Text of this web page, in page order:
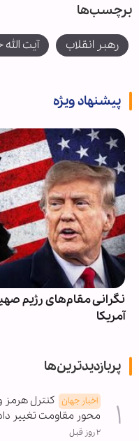
برچسب‌ها
رهبر انقلاب آیت
پیشنهاد ویژه
نگرانی مقام‌های رژیم
آمریکا
پربازدیدترین‌ها
اخبار جهان کنترل هرمز
محور مقاومت تغییر
۲ روز قبل